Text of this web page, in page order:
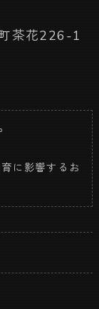
茶花226-1
に影響するお